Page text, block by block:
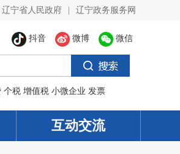
辽宁省人民政府 辽宁政务服务网
抖音 微博 微信
个税 增值税 小微企业 发票
互动交流